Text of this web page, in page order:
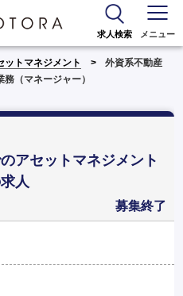
求人検索 メニュー
ットマネジメント
外資系不動産
（マネージャー）
アセットマネジメント
人
募集終了